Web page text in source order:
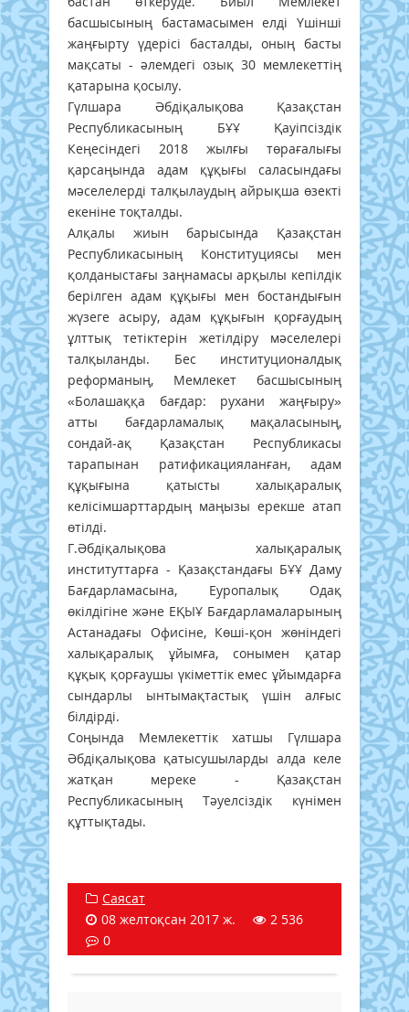
басшысының бастамасымен елді Үшінші
жаңғырту үдерісі басталды, оның басты
мақсаты - әлемдегі озық 30 мемлекеттің
қатарына қосылу.
Гүлшара Әбдіқалықова Қазақстан
Республикасының БҰҰ Қауіпсіздік
Кеңесіндегі 2018 жылғы төрағалығы
қарсаңында адам құқығы саласындағы
мәселелерді талқылаудың айрықша өзекті
екеніне тоқталды.
Алқалы жиын барысында Қазақстан
Республикасының Конституциясы мен
қолданыстағы заңнамасы арқылы кепілдік
берілген адам құқығы мен бостандығын
жүзеге асыру, адам құқығын қорғаудың
ұлттық тетіктерін жетілдіру мәселелері
талқыланды. Бес институционалдық
реформаның, Мемлекет басшысының
«Болашаққа бағдар: рухани жаңғыру»
атты бағдарламалық мақаласының,
сондай-ақ Қазақстан Республикасы
тарапынан ратификацияланған, адам
құқығына қатысты халықаралық
келісімшарттардың маңызы ерекше атап
өтілді.
Г.Әбдіқалықова халықаралық
институттарға - Қазақстандағы БҰҰ Даму
Бағдарламасына, Еуропалық Одақ
өкілдігіне және ЕҚЫҰ Бағдарламаларының
Астанадағы Офисіне, Көші-қон жөніндегі
халықаралық ұйымға, сонымен қатар
құқық қорғаушы үкіметтік емес ұйымдарға
сындарлы ынтымақтастық үшін алғыс
білдірді.
Соңында Мемлекеттік хатшы Гүлшара
Әбдіқалықова қатысушыларды алда келе
жатқан мереке - Қазақстан
Республикасының Тәуелсіздік күнімен
құттықтады.
Саясат
08 желтоқсан 2017 ж.
2 536
0